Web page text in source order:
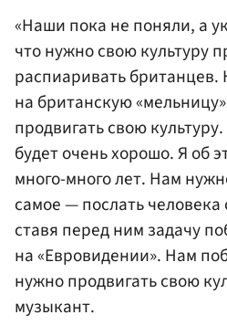
«Наши пока не поняли, а
что нужно свою культуру
распиаривать британцев.
на британскую
продвигать свою
будет очень хорошо. Я об
много-много лет. Нам
самое — послать человека
ставя перед ним задачу
на «Евровидении». Нам
нужно продвигать свою
музыкант.